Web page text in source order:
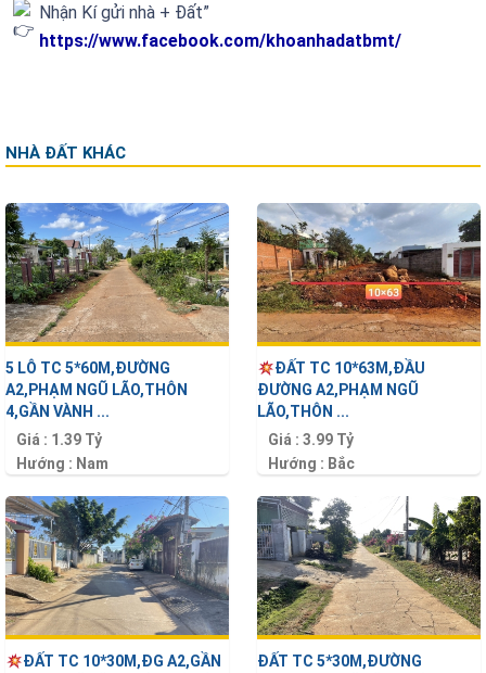
Nhận Kí gửi nhà + Đất”
https://www.facebook.com/khoanhadatbmt/
NHÀ ĐẤT KHÁC
ĐẤT TC 10*63M,ĐẦU
ĐƯỜNG A2,PHẠM NGŨ
LÃO,THÔN ...
Giá :3.99 Tỷ
Hướng : Bắc
5 LÔ TC 5*60M,ĐƯỜNG
A2,PHẠM NGŨ LÃO,THÔN
4,GẦN VÀNH ...
Giá : 1.39 Tỷ
Hướng : Nam
ĐẤT TC 5*30M,ĐƯỜNG
ĐẤT TC 10*30M,ĐG A2,GẦN